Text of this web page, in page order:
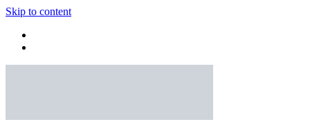
Skip to content